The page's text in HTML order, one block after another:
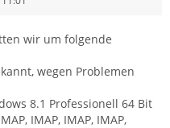
wir um folgende
wegen Problemen
8.1 Professionell 64 Bit
IMAP, IMAP, IMAP,